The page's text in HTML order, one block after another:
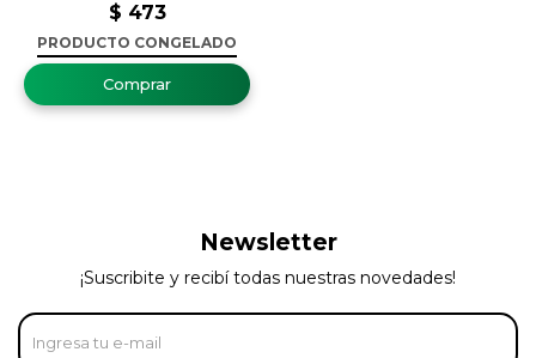
$ 473
PRODUCTO CONGELADO
Newsletter
¡Suscribite y recibí todas nuestras novedades!